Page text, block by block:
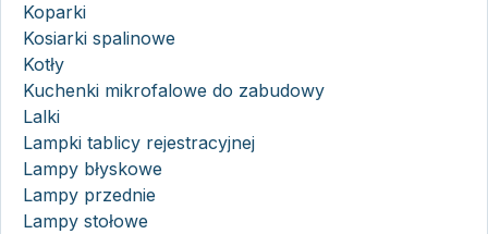
Koparki
Kosiarki spalinowe
Kotły
Kuchenki mikrofalowe do zabudowy
Lalki
Lampki tablicy rejestracyjnej
Lampy błyskowe
Lampy przednie
Lampy stołowe